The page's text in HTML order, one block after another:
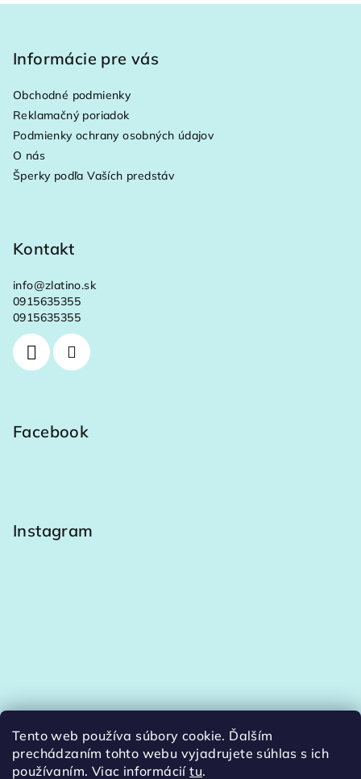
Tento web používa súbory cookie. Ďalším
prechádzaním tohto webu vyjadrujete súhlas s ich
používaním. Viac informáciítu.
Informácie pre vás
Obchodné podmienky
Reklamačný poriadok
Podmienky ochrany osobných údajov
O nás
Šperky podľa Vaších predstáv
Kontakt
info@zlatino.sk
0915635355
0915635355
Facebook
Instagram
Sledovať na Instagrame